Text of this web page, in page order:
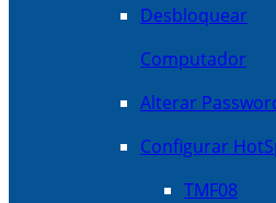
Desbloquear
Computador
Alterar
Configurar
TMF08